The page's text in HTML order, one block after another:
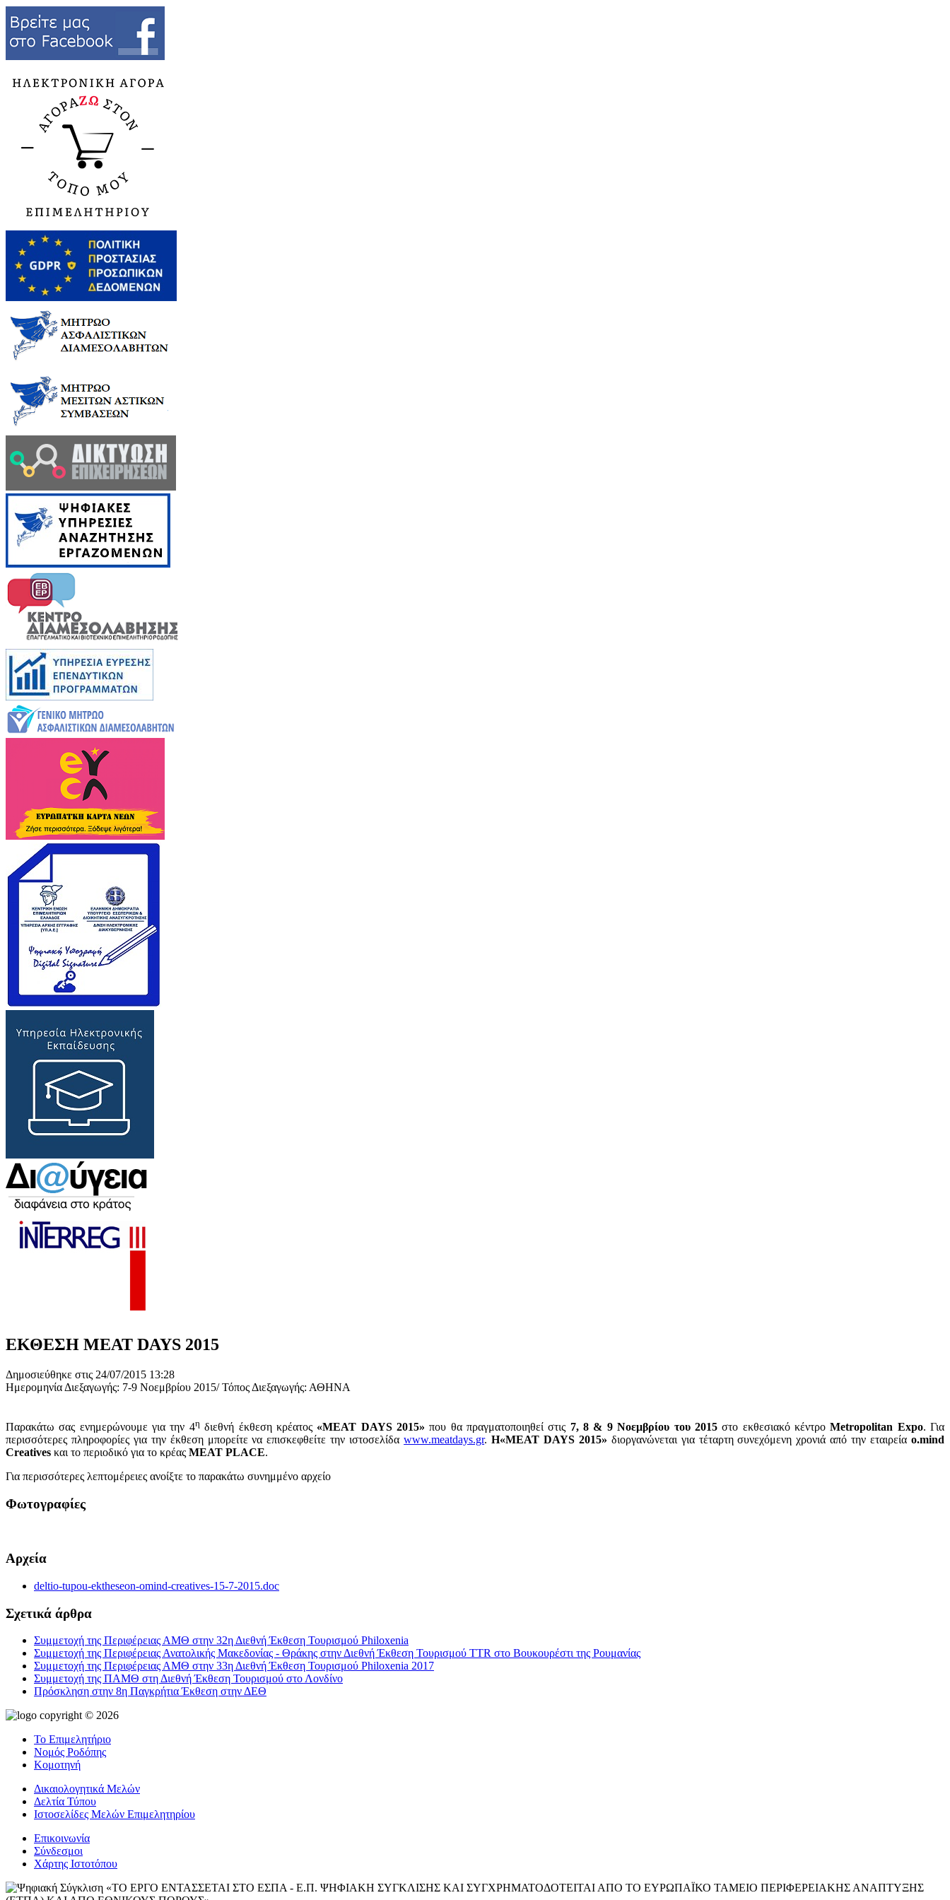
ΕΚΘΕΣΗ MEAT DAYS 2015
Δημοσιεύθηκε στις 24/07/2015 13:28
Ημερομηνία Διεξαγωγής: 7-9 Νοεμβρίου 2015/ Τόπος Διεξαγωγής: ΑΘΗΝΑ
Παρακάτω σας ενημερώνουμε για την 4η διεθνή έκθεση κρέατος «MEAT DAYS 2015»που θα πραγματοποιηθεί στις 7, 8 & 9 Νοεμβρίου του 2015στο εκθεσιακό κέντροMetropolitan Expo. Για
περισσότερες πληροφορίες για την έκθεση μπορείτε να επισκεφθείτε την ιστοσελίδαwww.meatdays.gr.H«MEAT DAYS 2015» διοργανώνεται για τέταρτη συνεχόμενη χρονιά από την εταιρείαo.mind
Creatives και το περιοδικό για το κρέας MEAT PLACE.
Για περισσότερες λεπτομέρειες ανοίξτε το παρακάτω συνημμένο αρχείο
Φωτογραφίες
Αρχεία
deltio-tupou-ektheseon-omind-creatives-15-7-2015.doc
Σχετικά άρθρα
Συμμετοχή της Περιφέρειας ΑΜΘ στην 32η Διεθνή Έκθεση Τουρισμού Philoxenia
Συμμετοχή της Περιφέρειας Ανατολικής Μακεδονίας - Θράκης στην Διεθνή Έκθεση Τουρισμού TTR στο Βουκουρέστι της Ρουμανίας
Συμμετοχή της Περιφέρειας ΑΜΘ στην 33η Διεθνή Έκθεση Τουρισμού Philoxenia 2017
Συμμετοχή της ΠΑΜΘ στη Διεθνή Έκθεση Τουρισμού στο Λονδίνο
Πρόσκληση στην 8η Παγκρήτια Έκθεση στην ΔΕΘ
copyright © 2026
Το Επιμελητήριο
Νομός Ροδόπης
Κομοτηνή
Δικαιολογητικά Μελών
Δελτία Τύπου
Ιστοσελίδες Μελών Επιμελητηρίου
Επικοινωνία
Σύνδεσμοι
Χάρτης Ιστοτόπου
«ΤΟ ΕΡΓΟ ΕΝΤΑΣΣΕΤΑΙ ΣΤΟ ΕΣΠΑ - Ε.Π. ΨΗΦΙΑΚΗ ΣΥΓΚΛΙΣΗΣ ΚΑΙ ΣΥΓΧΡΗΜΑΤΟΔΟΤΕΙΤΑΙ ΑΠΟ ΤΟ ΕΥΡΩΠΑΪΚΟ ΤΑΜΕΙΟ ΠΕΡΙΦΕΡΕΙΑΚΗΣ ΑΝΑΠΤΥΞΗΣ